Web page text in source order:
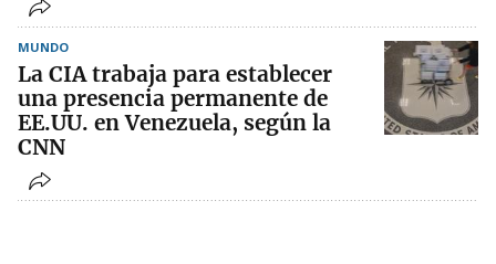
MUNDO
La CIA trabaja para establecer
una presencia permanente de
EE.UU. en Venezuela, según la
CNN